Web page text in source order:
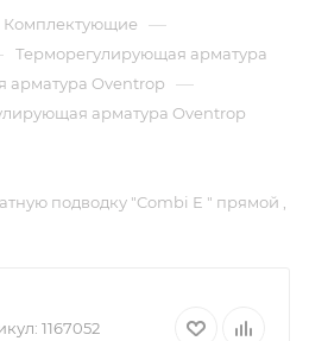
Комплектующие —
Терморегулирующая арматура
арматура Oventrop —
арматура Oventrop
подводку "Combi E " прямой ,
1167052